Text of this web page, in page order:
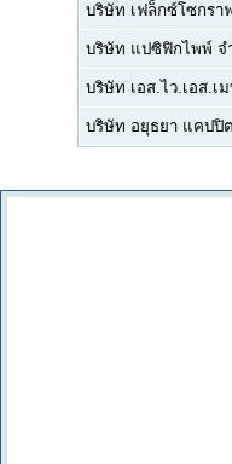
บริษัท เฟล็กซ์โซกรา
บริษัท แปซิฟิกไพพ์ จ
บริษัท เอส.ไว.เอส.เ
บริษัท อยุธยา แคปปิ